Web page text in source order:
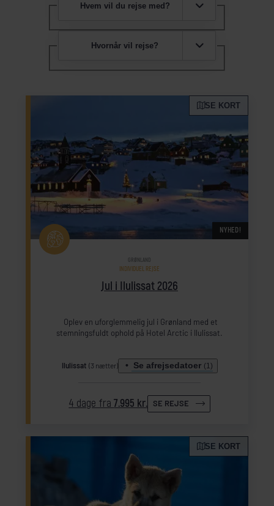
Hvem vil du rejse med?
Hvornår vil rejse?
SE KORT
NYHED!
Jul i Ilulissat 2026
GRØNLAND
INDIVIDUEL REJSE
Oplev en uforglemmelig jul i Grønland med et
stemningsfuldt ophold på Hotel Arctic i Ilulissat.
Ilulissat (3 nætter) Se afrejsedatoer (1)
4 dage fra7.995 kr. SE REJSE
SE KORT